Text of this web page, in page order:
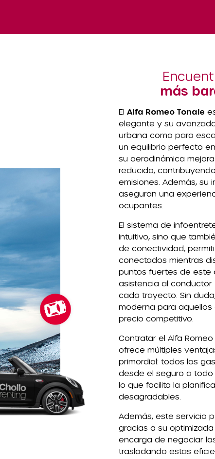
más
El Alfa Romeo Tonale
elegante y su
urbana como para
un equilibrio perfecto
su aerodinámica
reducido,
emisiones. Además, su
aseguran una
ocupantes.
El sistema de
intuitivo, sino que
de conectividad,
conectados mientras
puntos fuertes de este
asistencia al conductor
cada trayecto. Sin
moderna para
precio competitivo.
Contratar el Alfa
ofrece múltiples
primordial: todos los
desde el seguro a todo
lo que facilita la
desagradables.
Además, este servicio
gracias a su
encarga de negociar
trasladando estas